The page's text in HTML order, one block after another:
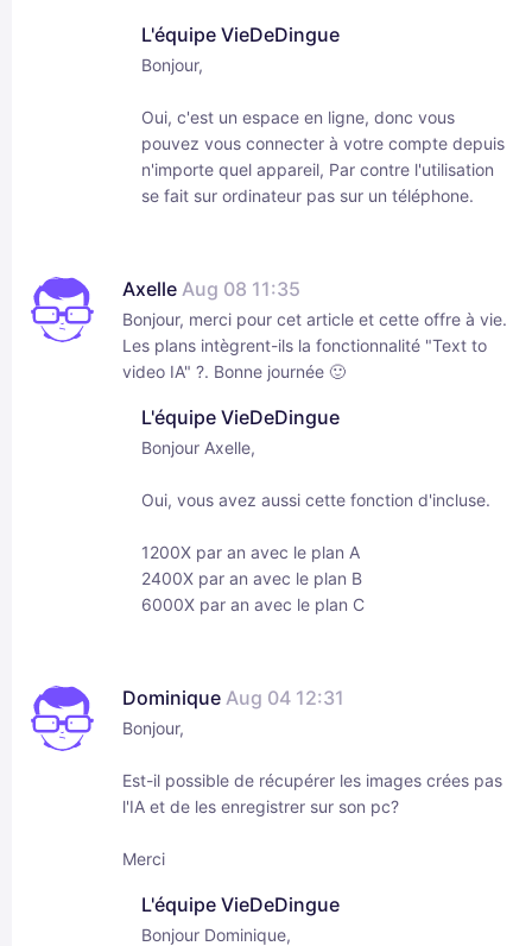
L'équipe VieDeDingue
Bonjour,
Oui, c'est un espace en ligne, donc vous
pouvez vous connecter à votre compte depuis
n'importe quel appareil, Par contre l'utilisation
se fait sur ordinateur pas sur un téléphone.
Axelle Aug 08 11:35
Bonjour, merci pour cet article et cette offre à vie.
Les plans intègrent-ils la fonctionnalité "Text to
video IA" ?. Bonne journée 🙂
L'équipe VieDeDingue
Bonjour Axelle,
Oui, vous avez aussi cette fonction d'incluse.
1200X par an avec le plan A
2400X par an avec le plan B
6000X par an avec le plan C
Dominique Aug 04 12:31
Bonjour,
Est-il possible de récupérer les images crées pas
l'IA et de les enregistrer sur son pc?
Merci
L'équipe VieDeDingue
Bonjour Dominique,